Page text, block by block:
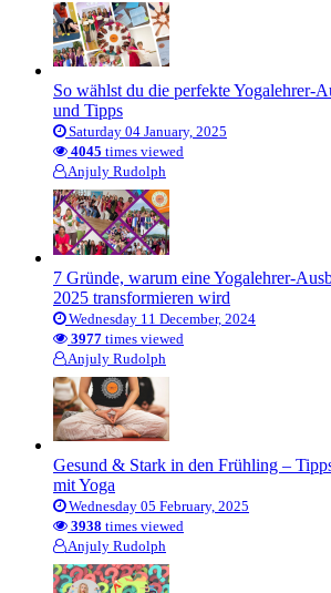
So wählst du die perfekte Yogalehrer-
und Tipps
Saturday 04 January, 2025
4045 times viewed
Anjuly Rudolph
7 Gründe, warum eine Yogalehrer-
2025 transformieren wird
Wednesday 11 December, 2024
3977 times viewed
Anjuly Rudolph
Gesund & Stark in den Frühling –
mit Yoga
Wednesday 05 February, 2025
3938 times viewed
Anjuly Rudolph